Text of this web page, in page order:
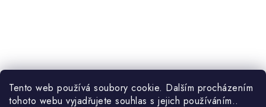
Tento web používá soubory cookie. Dalším procházením
tohoto webu vyjadřujete souhlas s jejich používáním..